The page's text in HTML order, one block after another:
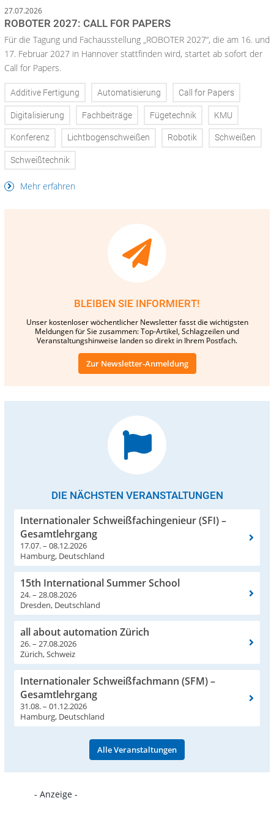
27.07.2026
ROBOTER 2027: CALL FOR PAPERS
Für die Tagung und Fachausstellung „ROBOTER 2027“, die am 16. und
17. Februar 2027 in Hannover stattfinden wird, startet ab sofort der
Call for Papers.
Additive Fertigung Automatisierung Call for Papers
Digitalisierung Fachbeiträge Fügetechnik KMU
Konferenz Lichtbogenschweißen Robotik Schweißen
Schweißtechnik
Mehr erfahren
BLEIBEN SIE INFORMIERT!
Unser kostenloser wöchentlicher Newsletter fasst die wichtigsten
Meldungen für Sie zusammen: Top-Artikel, Schlagzeilen und
Veranstaltungshinweise landen so direkt in Ihrem Postfach.
Zur Newsletter-Anmeldung
DIE NÄCHSTEN VERANSTALTUNGEN
Internationaler Schweißfachingenieur (SFI) –
Gesamtlehrgang
17.07. – 08.12.2026
Hamburg, Deutschland
15th International Summer School
24. – 28.08.2026
Dresden, Deutschland
all about automation Zürich
26. – 27.08.2026
Zürich, Schweiz
Internationaler Schweißfachmann (SFM) –
Gesamtlehrgang
31.08. – 01.12.2026
Hamburg, Deutschland
Alle Veranstaltungen
- Anzeige -